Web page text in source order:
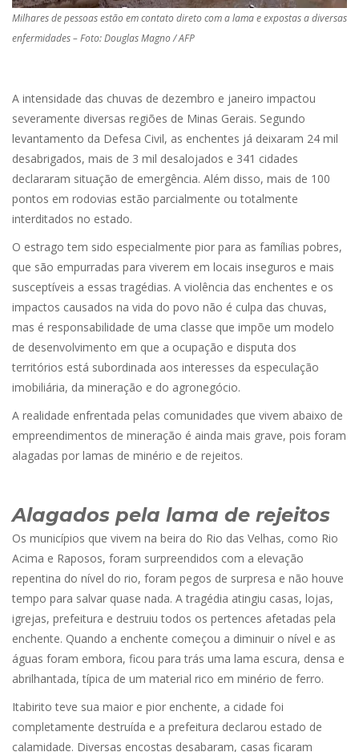
Milhares de pessoas estão em contato direto com a lama e expostas a diversas
enfermidades – Foto: Douglas Magno / AFP
A intensidade das chuvas de dezembro e janeiro impactou
severamente diversas regiões de Minas Gerais. Segundo
levantamento da Defesa Civil, as enchentes já deixaram 24 mil
desabrigados, mais de 3 mil desalojados e 341 cidades
declararam situação de emergência. Além disso, mais de 100
pontos em rodovias estão parcialmente ou totalmente
interditados no estado.
O estrago tem sido especialmente pior para as famílias pobres,
que são empurradas para viverem em locais inseguros e mais
susceptíveis a essas tragédias. A violência das enchentes e os
impactos causados na vida do povo não é culpa das chuvas,
mas é responsabilidade de uma classe que impõe um modelo
de desenvolvimento em que a ocupação e disputa dos
territórios está subordinada aos interesses da especulação
imobiliária, da mineração e do agronegócio.
A realidade enfrentada pelas comunidades que vivem abaixo de
empreendimentos de mineração é ainda mais grave, pois foram
alagadas por lamas de minério e de rejeitos.
Alagados pela lama de rejeitos
Os municípios que vivem na beira do Rio das Velhas, como Rio
Acima e Raposos, foram surpreendidos com a elevação
repentina do nível do rio, foram pegos de surpresa e não houve
tempo para salvar quase nada. A tragédia atingiu casas, lojas,
igrejas, prefeitura e destruiu todos os pertences afetadas pela
enchente. Quando a enchente começou a diminuir o nível e as
águas foram embora, ficou para trás uma lama escura, densa e
abrilhantada, típica de um material rico em minério de ferro.
Itabirito teve sua maior e pior enchente, a cidade foi
completamente destruída e a prefeitura declarou estado de
calamidade. Diversas encostas desabaram, casas ficaram